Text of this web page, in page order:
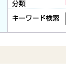
分類
キーワード検索